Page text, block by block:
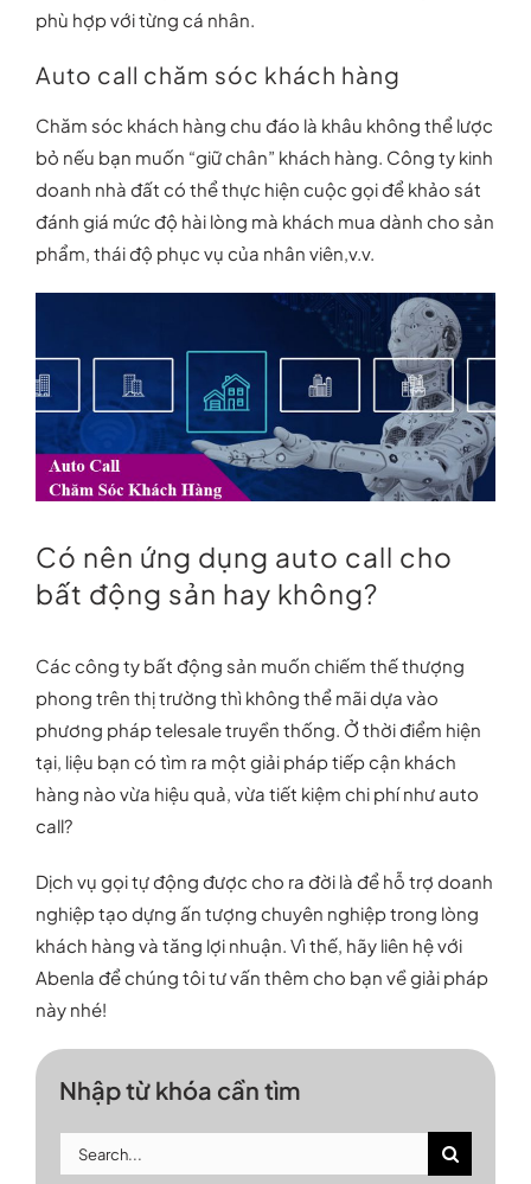
phù hợp với từng cá nhân.
Auto call chăm sóc khách hàng
Chăm sóc khách hàng chu đáo là khâu không thể lược
bỏ nếu bạn muốn “giữ chân” khách hàng. Công ty kinh
doanh nhà đất có thể thực hiện cuộc gọi để khảo sát
đánh giá mức độ hài lòng mà khách mua dành cho sản
phẩm, thái độ phục vụ của nhân viên,v.v.
Có nên ứng dụng auto call cho
bất động sản hay không?
Các công ty bất động sản muốn chiếm thế thượng
phong trên thị trường thì không thể mãi dựa vào
phương pháp telesale truyền thống. Ở thời điểm hiện
tại, liệu bạn có tìm ra một giải pháp tiếp cận khách
hàng nào vừa hiệu quả, vừa tiết kiệm chi phí như auto
call?
Dịch vụ gọi tự động được cho ra đời là để hỗ trợ doanh
nghiệp tạo dựng ấn tượng chuyên nghiệp trong lòng
khách hàng và tăng lợi nhuận. Vì thế, hãy liên hệ với
Abenla để chúng tôi tư vấn thêm cho bạn về giải pháp
này nhé!
Nhập từ khóa cần tìm
Search
for: